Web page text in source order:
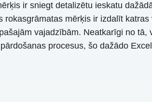
ir sniegt detalizētu ieskatu
mērķis ir izdalīt
vajadzībām. Neatkarīgi no
procesus, šo dažādo